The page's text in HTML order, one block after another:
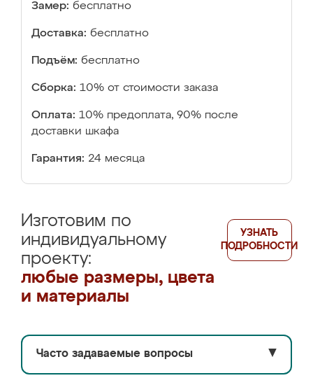
Замер: бесплатно
Доставка: бесплатно
Подъём: бесплатно
Сборка: 10% от стоимости заказа
Оплата: 10% предоплата, 90% после
доставки шкафа
Гарантия: 24 месяца
Изготовим по
индивидуальному
проекту:
любые размеры, цвета
и материалы
УЗНАТЬ
ПОДРОБНОСТИ
Часто задаваемые вопросы ▼